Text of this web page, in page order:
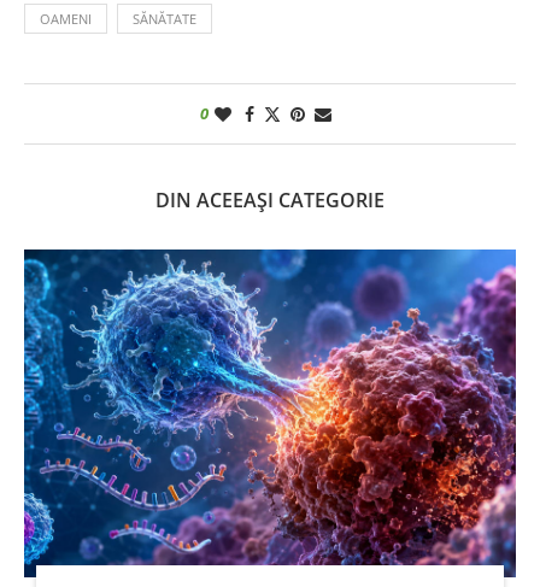
OAMENI SĂNĂTATE
0
DIN ACEEAȘI CATEGORIE